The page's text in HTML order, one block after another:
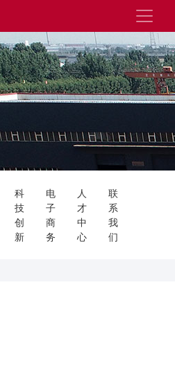
科
技
创
新
电
子
商
务
人
才
中
心
联
系
我
们